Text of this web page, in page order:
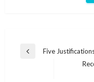
Post
Previous
Five